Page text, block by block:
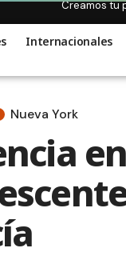
Creamos tu
Internacionales
Nueva York